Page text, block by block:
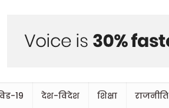
19 देश-विदेश शिक्षा राजनीति